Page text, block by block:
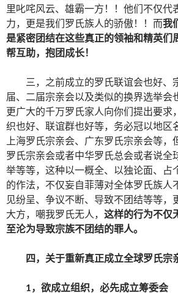
里叱咤风云、雄霸一方！！他们不仅代
力，更是我们罗氏族人的骄傲！！而我
是紧密团结在这些真正的领袖和精英们
帮互助，抱团成长！
三，之前成立的罗氏联谊会也好、
届、二届宗亲会以及类似的换界选举会
更广大的千万罗氏家人向你们提出要求
织也好、联谊群也好等，务必冠以地区
上海罗氏宗亲会、广东罗氏宗亲会等，
罗氏宗亲会或者中华罗氏总会或者说全
举等等，这种以一概全、以独论面、占
的作法，不仅妄自菲薄对全体罗氏族人
见纷呈、争议不断、导致不团结等等，
大方，嘲我罗氏无人， 这样的行为不仅
至沦为导致宗族不团结的罪人。
四，关于重新真正成立全球罗氏宗
1，欲成立组织，必先成立筹委会